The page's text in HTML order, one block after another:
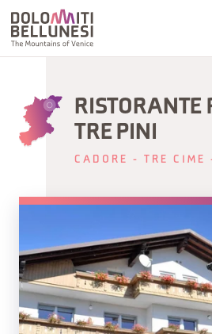
RISTORANTE
TRE PINI
CADORE - TRE CIME